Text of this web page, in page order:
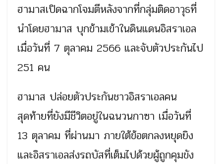
ฮามาสเปิดฉากโจมตีหลังจากที่กลุ่มติดอาวุธที่
นำโดยฮามาส บุกข้ามเข้าในดินแดนอิสราเอล
เมื่อวันที่ 7 ตุลาคม 2566 และจับตัวประกันไป
251 คน
ฮามาส ปล่อยตัวประกันชาวอิสราเอลคน
สุดท้ายที่ยังมีชีวิตอยู่ในฉนวนกาซา เมื่อวันที่
13 ตุลาคม ที่ผ่านมา ภายใต้ข้อตกลงหยุดยิง
และอิสราเอลส่งรถบัสที่เต็มไปด้วยผู้ถูกคุมขัง